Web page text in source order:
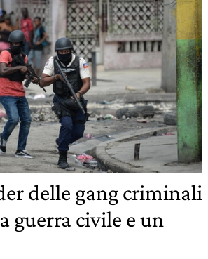
delle gang criminali
guerra civile e un